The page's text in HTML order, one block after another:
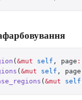
( &mut self , page :
( &mut self , page
( &mut self